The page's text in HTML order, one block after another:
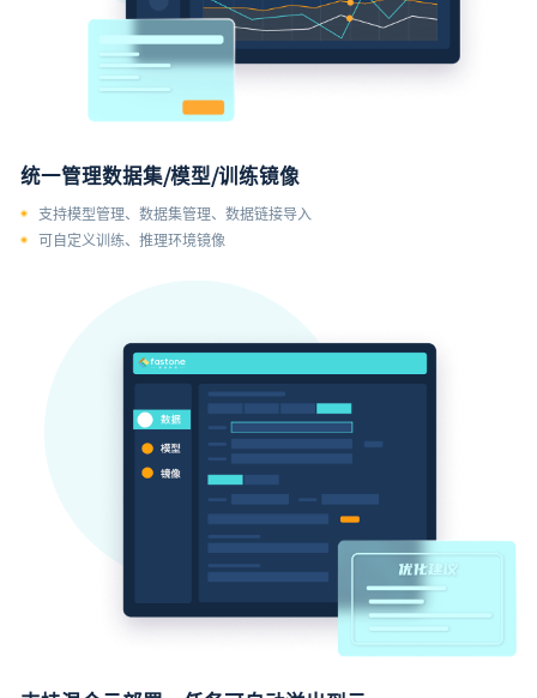
统一管理数据集/模型/训练镜像
支持模型管理、数据集管理、数据链接导入
可自定义训练、推理环境镜像